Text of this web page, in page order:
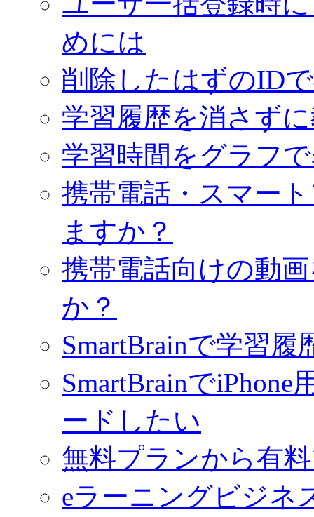
めには
削除したはずのID
学習履歴を消さず
学習時間をグラフ
携帯電話・スマー
ますか？
携帯電話向けの動
か？
SmartBrainで学習履
SmartBrainでiPhone
ードしたい
無料プランから有
eラーニングビジネ